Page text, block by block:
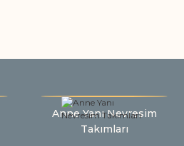
Anne Yanı Nevresim
Takımları